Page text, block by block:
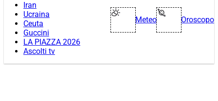
Iran
Ucraina
Ceuta
Guccini
LA PIAZZA 2026
Ascolti tv
Meteo Oroscopo